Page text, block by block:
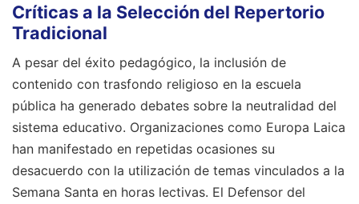
Críticas a la Selección del Repertorio
Tradicional
A pesar del éxito pedagógico, la inclusión de
contenido con trasfondo religioso en la escuela
pública ha generado debates sobre la neutralidad del
sistema educativo. Organizaciones como Europa Laica
han manifestado en repetidas ocasiones su
desacuerdo con la utilización de temas vinculados a la
Semana Santa en horas lectivas. El Defensor del